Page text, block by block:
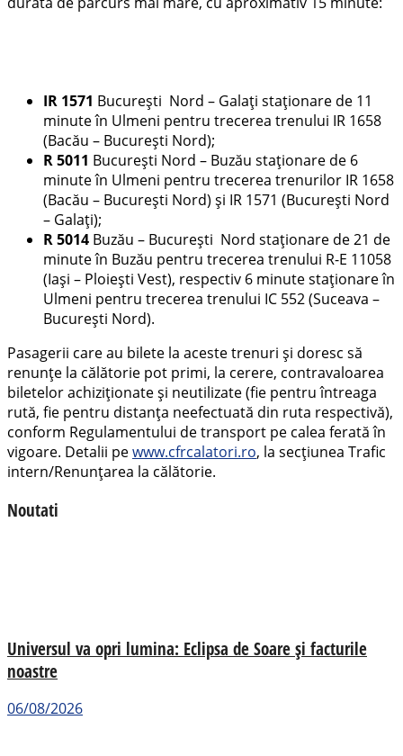
IR 1571 București Nord – Galați staționare de 11
minute în Ulmeni pentru trecerea trenului IR 1658
(Bacău – București Nord);
R 5011 București Nord – Buzău staționare de 6
minute în Ulmeni pentru trecerea trenurilor IR 1658
(Bacău – București Nord) și IR 1571 (București Nord
– Galați);
R 5014 Buzău – București Nord staționare de 21 de
minute în Buzău pentru trecerea trenului R-E 11058
(Iași – Ploiești Vest), respectiv 6 minute staționare în
Ulmeni pentru trecerea trenului IC 552 (Suceava –
București Nord).
Pasagerii care au bilete la aceste trenuri și doresc să
renunțe la călătorie pot primi, la cerere, contravaloarea
biletelor achiziționate şi neutilizate (fie pentru întreaga
rută, fie pentru distanța neefectuată din ruta respectivă),
conform Regulamentului de transport pe calea ferată în
vigoare. Detalii pewww.cfrcalatori.ro, la secțiunea Trafic
intern/Renunțarea la călătorie.
Noutati
Universul va opri lumina: Eclipsa de Soare și facturile
noastre
06/08/2026